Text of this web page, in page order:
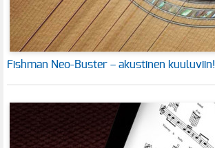
Fishman Neo-Buster – akustinen kuuluviin!